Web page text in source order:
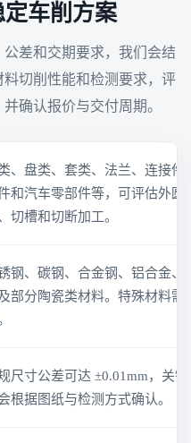
车削方案
差和交期要求，我们会结
切削性能和检测要求，评
确认报价与交付周期。
、盘类、套类、法兰、连接件
和汽车零部件等，可评估外圆
切槽和切断加工。
钢、碳钢、合金钢、铝合金、
部分陶瓷类材料。特殊材料需
尺寸公差可达 ±0.01mm，关
根据图纸与检测方式确认。